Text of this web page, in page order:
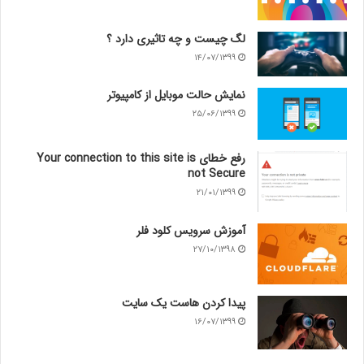
لگ چیست و چه تاثیری دارد ؟
۱۴/۰۷/۱۳۹۹
نمایش حالت موبایل از کامپیوتر
۲۵/۰۶/۱۳۹۹
رفع خطای Your connection to this site is
not Secure
۲۱/۰۱/۱۳۹۹
آموزش سرویس کلود فلر
۲۷/۱۰/۱۳۹۸
پیدا کردن هاست یک سایت
۱۶/۰۷/۱۳۹۹